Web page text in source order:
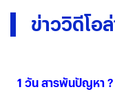
ข่าววิดีโอ
1 วัน สารพันปัญหา